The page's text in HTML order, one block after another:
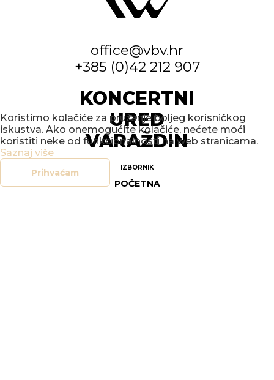
office@vbv.hr
+385 (0)42 212 907
KONCERTNI
URED
VARAŽDIN
IZBORNIK
POČETNA
Koristimo kolačiće za pružanje boljeg korisničkog
iskustva. Ako onemogućite kolačiće, nećete moći
koristiti neke od funkcionalnosti na web stranicama.
Saznaj više
Prihvaćam